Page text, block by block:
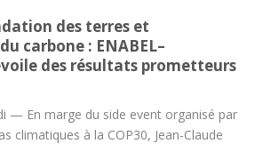
des terres et
carbone : ENABEL–
des résultats prometteurs
— En marge du side event organisé par
climatiques à la COP30, Jean-Claude